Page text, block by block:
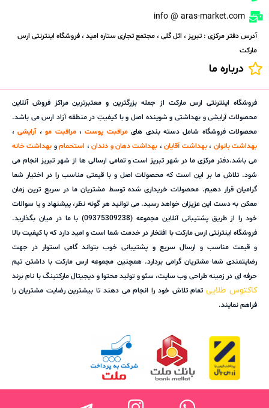
info @ aras-market.com
آدرس دفتر مرکزی : تبریز ، ائل گلی ، مجتمع تجاری ستاره امید ، فروشگاه اینترنتی ارس
مارکت
درباره ما
فروشگاه اینترنتی ارس مارکت از جمله بزرگترین و معتبرترین مراکز فروش آنلاین
محصولات آرایشی و بهداشتی و شوینده اصل و با کیفیتِ در منطقه آزاد ارس می باشد.
محصولات فروشگاه شامل دسته بندی هایمراقبت پوست،مراقبت مو،آرایشی،
بهداشت بانوان ،بهداشت آقایان، بهداشت دهان و دندان، استحمامو بهداشت خانه
می باشد.دفتر مرکزی ما در شهر تبریز است و تمامی ارسالی ها از شهر تبریز انجام می
شود. تلاش ما بر این است که محصولات اصل و با قیمتی مناسب را در اختیار شما
گرامیان قرار دهیم. محصولات خریداری شده توسط مشتریان ما در سریع ترین زمان
ممکن به دست این عزیزان خواهد رسید. می توانید هر گونه نظر، پیشنهاد و یا سوالات
خود را از طریق پشتیبانی آنلاین مجموعه (09375309238) با ما در میان بگذارید.
فروشگاه اینترنتی ارس مارکت با افتخار در خدمت شما است و امید دارد که با کیفیت بالا
و قیمت مناسب و ارسال سریع و پشتیبانی خوب بتواند گامی استوار در جهت
رضایتمندی شما مشتریان گرامی بردارد. همچنین مجموعه ارس مارکت با داشتن تیم
حرفه ای در زمینه طراحی وب سایت، سئو و تولید محتوا و دیجیتال مارکتینگ با نام برند
کاکتوس طلاییتمام تلاش خود را انجام می دهند تا بیشترین رضایت مشتریان را
فراهم نمایند.